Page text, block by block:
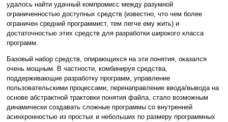
удалось найти удачный компромисс между разумной
ограниченностью доступных средств (известно, что чем более
ограничен средний программист, тем легче ему жить) и
достаточностью этих средств для разработки широкого класса
программ.
Базовый набор средств, опирающихся на эти понятия, оказался
очень мощным. В частности, комбинируя средства,
поддерживающие разработку программ, управление
пользовательскими процессами, перенаправление ввода/вывода на
основе абстрактной трактовки понятия файла, стало возможным
динамически создавать сложные программы со внутренней
асинхронностью из простых и небольших по размеру программных